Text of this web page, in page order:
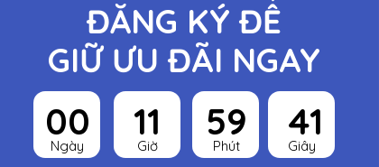
00 11 59 40
Ngày Giờ Phút Giây
ĐĂNG KÝ ĐỂ
GIỮ ƯU ĐÃI NGAY